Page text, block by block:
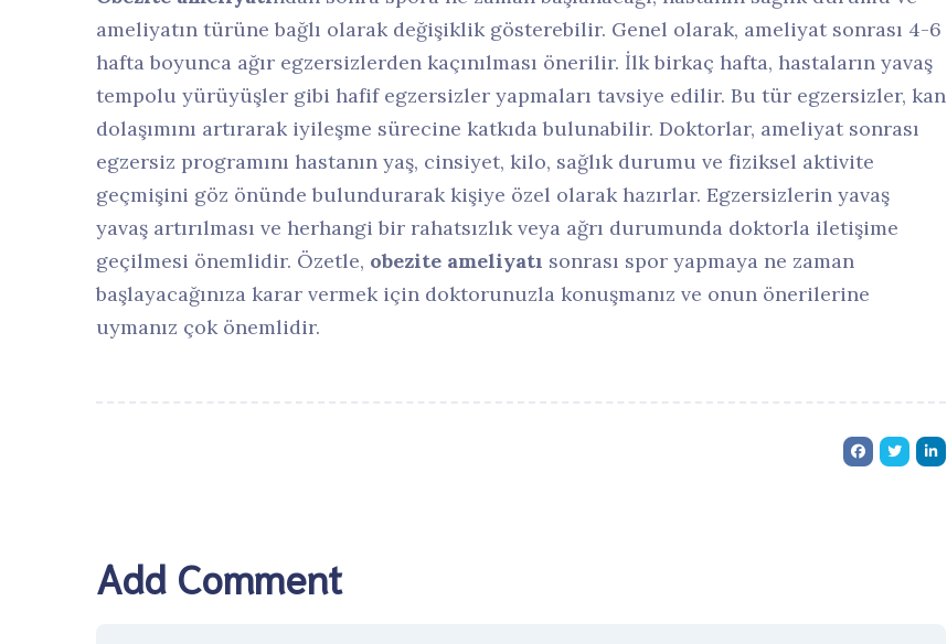
ameliyatın türüne bağlı olarak değişiklik gösterebilir. Genel olarak, ameliyat sonrası 4-6
hafta boyunca ağır egzersizlerden kaçınılması önerilir. İlk birkaç hafta, hastaların yavaş
tempolu yürüyüşler gibi hafif egzersizler yapmaları tavsiye edilir. Bu tür egzersizler, kan
dolaşımını artırarak iyileşme sürecine katkıda bulunabilir. Doktorlar, ameliyat sonrası
egzersiz programını hastanın yaş, cinsiyet, kilo, sağlık durumu ve fiziksel aktivite
geçmişini göz önünde bulundurarak kişiye özel olarak hazırlar. Egzersizlerin yavaş
yavaş artırılması ve herhangi bir rahatsızlık veya ağrı durumunda doktorla iletişime
geçilmesi önemlidir. Özetle, obezite ameliyatı sonrası spor yapmaya ne zaman
başlayacağınıza karar vermek için doktorunuzla konuşmanız ve onun önerilerine
uymanız çok önemlidir.
Add Comment